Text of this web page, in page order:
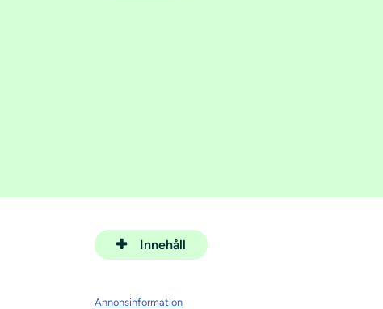
Innehåll
Annonsinformation